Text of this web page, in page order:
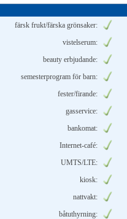
färsk frukt/färska grönsaker:
vistelserum:
beauty erbjudande:
semesterprogram för barn:
fester/firande:
gasservice:
bankomat:
Internet-café:
UMTS/LTE:
kiosk:
nattvakt:
båtuthyrning: